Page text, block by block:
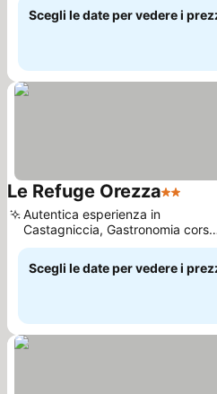
Scegli le date per vedere i
Le Refuge Orezza2 Stelle
Autentica esperienza in
Castagniccia, Gastronomia corsa
locale
Scegli le date per vedere i